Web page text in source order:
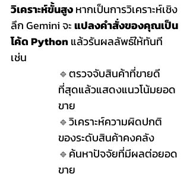
วิเคราะห์ขั้นสูง หากเป็นการวิเคราะห์เชิง
ลึก Gemini จะ แปลงคำสั่งของคุณเป็น
โค้ด Python แล้วรันผลลัพธ์ให้ทันที
เช่น
🔹ตรวจจับสินค้าที่ขายดี
ที่สุดแล้วแสดงแนวโน้มยอด
ขาย
🔹วิเคราะห์ความผิดปกติ
ของระดับสินค้าคงคลัง
🔹ค้นหาปัจจัยที่มีผลต่อยอด
ขาย